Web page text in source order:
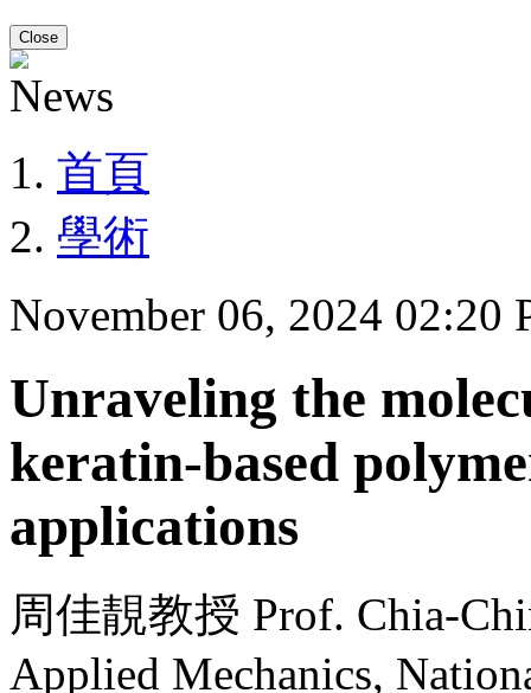
Close
首頁
學術
November 06, 2024 02:20
Unraveling the
keratin-based
applications
周佳靚教授 Prof. Chia-
Applied Mechanics,